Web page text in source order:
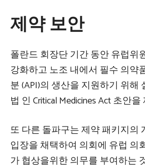
제약 보안
폴란드 회장단 기간 동안 유럽위
강화하고 노조 내에서 필수 의약
분 (API)의 생산을 지원하기 위해
법 인 Critical Medicines Act 초안
또 다른 돌파구는 제약 패키지의
입장을 채택하여 의회에 유럽 의
가 협상을위한 의무를 부여하는